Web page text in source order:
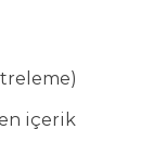
içerik